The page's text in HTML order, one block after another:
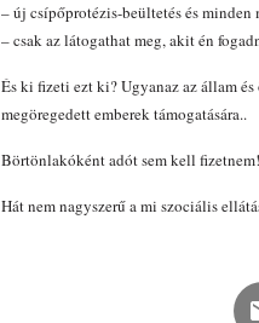
– új csípőprotézis-beültetés és minden
– csak az látogathat meg, akit én
És ki fizeti ezt ki? Ugyanaz az állam
megöregedett emberek támogatására..
Börtönlakóként adót sem kell fizetnem!
Hát nem nagyszerű a mi szociális